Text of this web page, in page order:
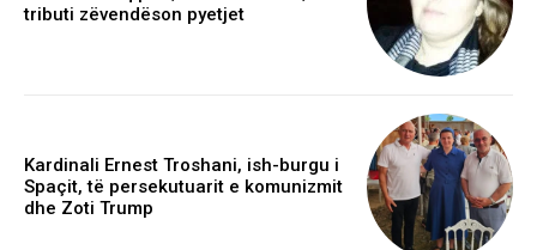
tributi zëvendëson pyetjet
Kardinali Ernest Troshani, ish-burgu i
Spaçit, të persekutuarit e komunizmit
dhe Zoti Trump